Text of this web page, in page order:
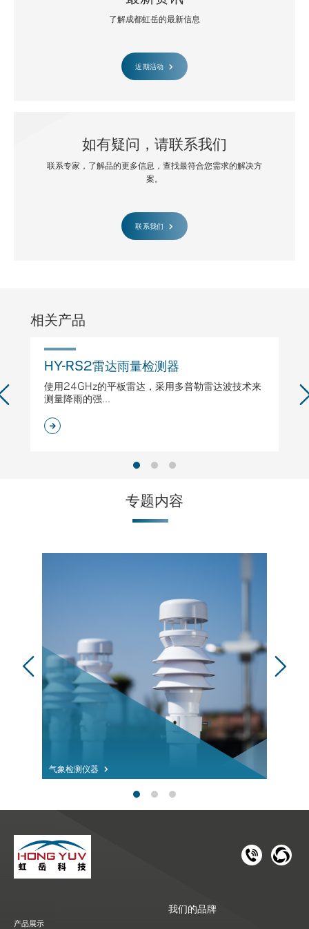
了解成都虹岳的最新信息
近期活动
如有疑问，请联系我们
联系专家，了解品的更多信息，查找最符合您需求的解决方
案。
联系我们
相关产品
HY-RS2雷达雨量检测器
使用24GHz的平板雷达，采用多普勒雷达波技术来
测量降雨的强...
专题内容
气象检测仪器
181 1126
028-
产品展示
我们的品牌